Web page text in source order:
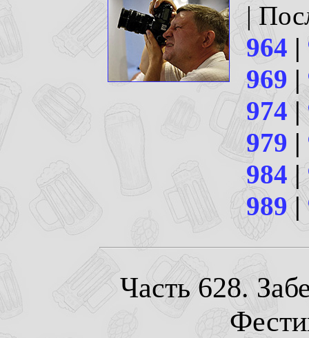
|
964 |
969 |
974|
979 |
984 |
989|
Часть 628.